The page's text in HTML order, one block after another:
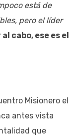
está de
pero el líder
al cabo, ese es el
Misionero el
antes vista
que